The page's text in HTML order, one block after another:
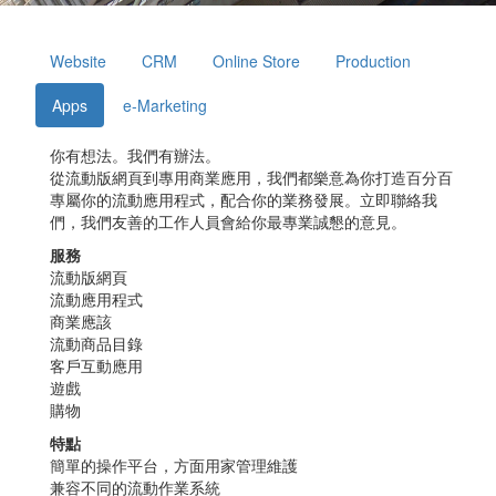
Website CRM Online Store
Production
Apps
e-Marketing
你有想法。我們有辦法。
從流動版網頁到專用商業應用，我們都樂意為你打造百分百
專屬你的流動應用程式，配合你的業務發展。立即聯絡我
們，我們友善的工作人員會給你最專業誠懇的意見。
服務
流動版網頁
流動應用程式
商業應該
流動商品目錄
客戶互動應用
遊戲
購物
特點
簡單的操作平台，方面用家管理維護
兼容不同的流動作業系統